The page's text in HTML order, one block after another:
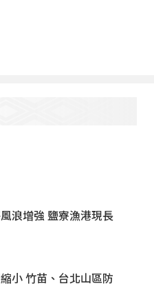
浪增強 鹽寮漁港現長
小 竹苗、台北山區防